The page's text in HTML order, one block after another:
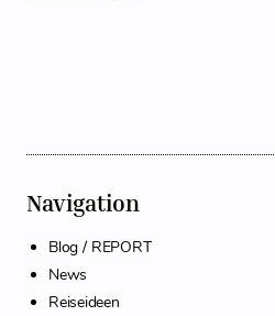
Navigation
Blog / REPORT
News
Reiseideen